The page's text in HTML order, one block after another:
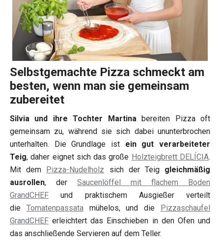
Selbstgemachte Pizza schmeckt am
besten, wenn man sie gemeinsam
zubereitet
Silvia und ihre Tochter Martina bereiten Pizza oft
gemeinsam zu, während sie sich dabei ununterbrochen
unterhalten. Die Grundlage ist ein gut verarbeiteter
Teig, daher eignet sich das große Holzteigbrett DELÍCIA.
Mit dem Pizza-Nudelholz sich der Teig gleichmäßig
ausrollen, der Saucenlöffel mit flachem Boden
GrandCHEF und praktischem Ausgießer verteilt
die Tomatenpassatamühelos, und die Pizzaschaufel
GrandCHEF erleichtert das Einschieben in den Ofen und
das anschließende Servieren auf dem Teller.​​​​​​​